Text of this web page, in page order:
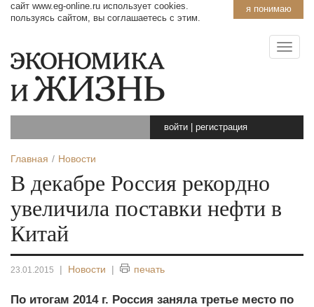
я понимаю
сайт www.eg-online.ru использует cookies.
пользуясь сайтом, вы соглашаетесь с этим.
войти регистрация
Главная Новости
В декабре Россия рекордно
увеличила поставки нефти в
Китай
23.01.2015 | Новости | печать
По итогам 2014 г. Россия заняла третье место по